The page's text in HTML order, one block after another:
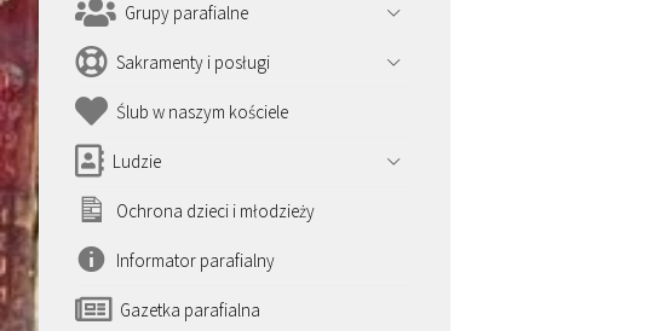
Grupy parafialne
Sakramenty i posługi
Ślub w naszym kościele
Ludzie
Ochrona dzieci i młodzieży
Informator parafialny
Gazetka parafialna